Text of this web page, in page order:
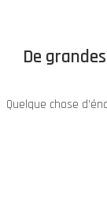
De
Quelque chose